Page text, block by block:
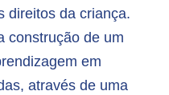
direitos da criança.
construção de um
em
através de uma